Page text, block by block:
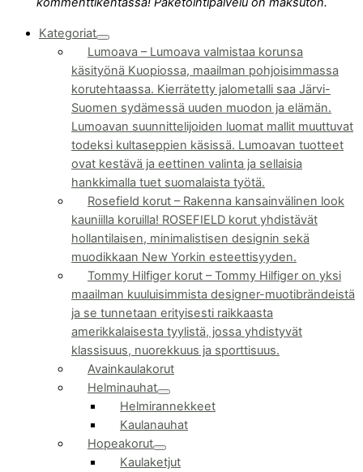
Kategoriat
Lumoava – Lumoava valmistaa korunsa
käsityönä Kuopiossa, maailman pohjoisimmassa
korutehtaassa. Kierrätetty jalometalli saa Järvi-
Suomen sydämessä uuden muodon ja elämän.
Lumoavan suunnittelijoiden luomat mallit muuttuvat
todeksi kultaseppien käsissä. Lumoavan tuotteet
ovat kestävä ja eettinen valinta ja sellaisia
hankkimalla tuet suomalaista työtä.
Rosefield korut – Rakenna kansainvälinen look
kauniilla koruilla! ROSEFIELD korut yhdistävät
hollantilaisen, minimalistisen designin sekä
muodikkaan New Yorkin esteettisyyden.
Tommy Hilfiger korut –Tommy Hilfiger on yksi
maailman kuuluisimmista designer-muotibrändeistä
ja se tunnetaan erityisesti raikkaasta
amerikkalaisesta tyylistä, jossa yhdistyvät
klassisuus, nuorekkuus ja sporttisuus.
Avainkaulakorut
Helminauhat
Helmirannekkeet
Kaulanauhat
Hopeakorut
Kaulaketjut